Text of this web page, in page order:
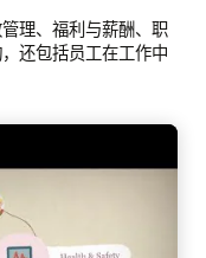
理、福利与薪酬、职
还包括员工在工作中